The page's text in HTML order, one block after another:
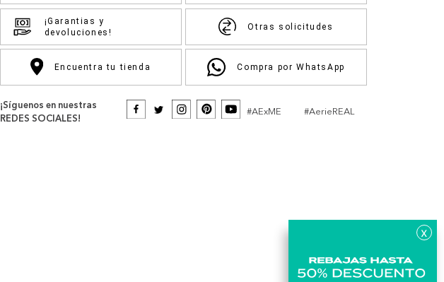
x
¡Garantias y
devoluciones!
Otras solicitudes
Encuentra tu tienda Compra por WhatsApp
¡Síguenos en nuestras
REDES SOCIALES!
#AExME #AerieREAL